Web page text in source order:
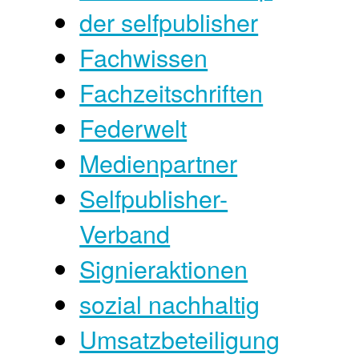
der selfpublisher
Fachwissen
Fachzeitschriften
Federwelt
Medienpartner
Selfpublisher-
Verband
Signieraktionen
sozial nachhaltig
Umsatzbeteiligung